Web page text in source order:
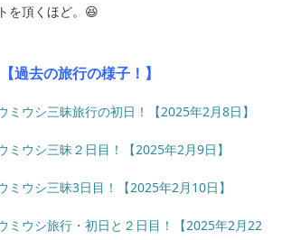
を頂くほど。😆
【過去の旅行の様子！】
ミウシ三昧旅行の初日！【2025年2月8日】
ミウシ三昧２日目！【2025年2月9日】
ミウシ三昧3日目！【2025年2月10日】
ミウシ旅行・初日と２日目！【2025年2月22